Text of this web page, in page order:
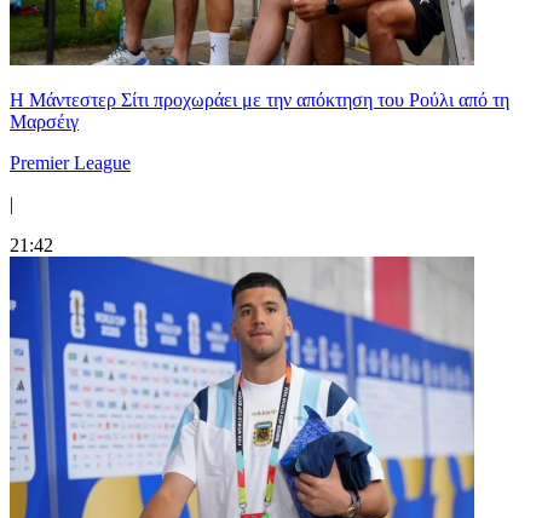
Η Μάντεστερ Σίτι προχωράει με την απόκτηση του Ρούλι από τη
Μαρσέιγ
Premier League
|
21:42